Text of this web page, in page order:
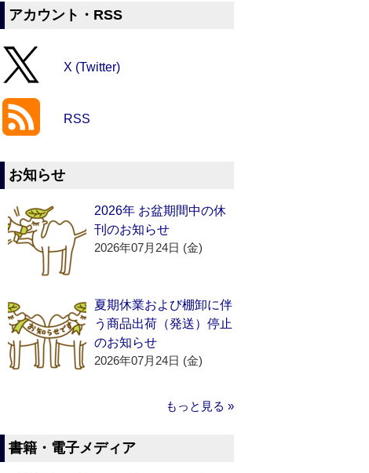
アカウント・RSS
X (Twitter)
RSS
お知らせ
2026年 お盆期間中の休
刊のお知らせ
2026年07月24日 (金)
夏期休業および棚卸に伴
う商品出荷（発送）停止
のお知らせ
2026年07月24日 (金)
もっと見る »
書籍・電子メディア